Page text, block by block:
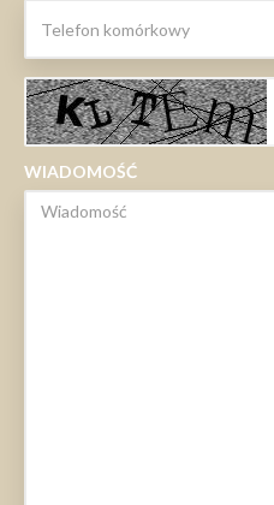
WIADOMOŚĆ